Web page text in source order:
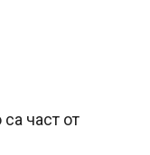
част от